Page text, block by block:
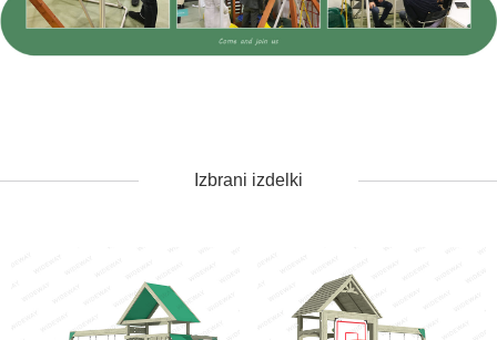
Izbrani izdelki